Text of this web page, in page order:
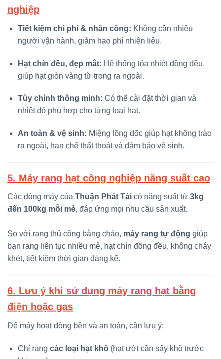
nghiệp
Tiết kiệm chi phí & nhân công: Không cần nhiều
người vận hành, giảm hao phí nhiên liệu.
Hạt chín đều, đẹp mắt: Hệ thống tỏa nhiệt đồng đều,
giúp hạt giòn vàng từ trong ra ngoài.
Tùy chỉnh thông minh: Có thể cài đặt thời gian và
nhiệt độ phù hợp cho từng loại hạt.
An toàn & vệ sinh: Miệng lồng dốc giúp hạt không trào
ra ngoài, hạn chế thất thoát và đảm bảo vệ sinh.
5. Máy rang hạt công nghiệp năng suất cao
Các dòng máy của Thuận Phát Tài có năng suất từ 3kg
đến 100kg mỗi mẻ, đáp ứng mọi nhu cầu sản xuất.
So với rang thủ công bằng chảo, máy rang tự động giúp
bạn rang liên tục nhiều mẻ, hạt chín đồng đều, không cháy
khét, tiết kiệm thời gian đáng kể.
6. Lưu ý khi sử dụng máy rang hạt bằng
điện hoặc gas
Để máy hoạt động bền và an toàn, cần lưu ý:
Chỉ rang các loại hạt khô(hạt ướt cần sấy khô trước